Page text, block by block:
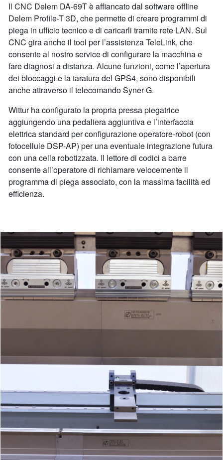
Il CNC Delem DA-69T è affiancato dal software offline
Delem Profile-T 3D, che permette di creare programmi di
piega in ufficio tecnico e di caricarli tramite rete LAN. Sul
CNC gira anche il tool per l’assistenza TeleLink, che
consente al nostro service di configurare la macchina e
fare diagnosi a distanza. Alcune funzioni, come l’apertura
dei bloccaggi e la taratura del GPS4, sono disponibili
anche attraverso il telecomando Syner-G.
Wittur ha configurato la propria pressa piegatrice
aggiungendo una pedaliera aggiuntiva e l’interfaccia
elettrica standard per configurazione operatore-robot (con
fotocellule DSP-AP) per una eventuale integrazione futura
con una cella robotizzata. Il lettore di codici a barre
consente all’operatore di richiamare velocemente il
programma di piega associato, con la massima facilità ed
efficienza.